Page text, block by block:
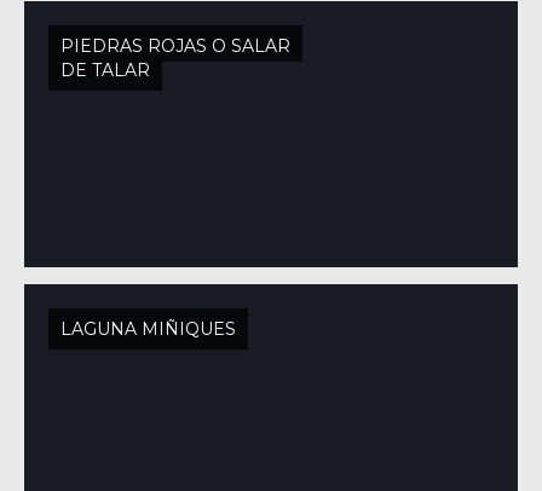
PIEDRAS ROJAS O SALAR
DE TALAR
LAGUNA MIÑIQUES